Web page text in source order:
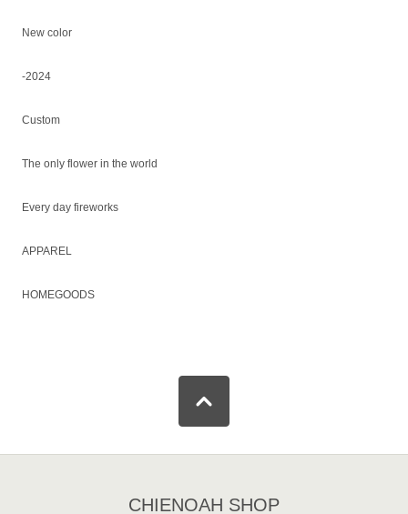
New color
-2024
Custom
The only flower in the world
Every day fireworks
APPAREL
HOMEGOODS
CHIENOAH SHOP